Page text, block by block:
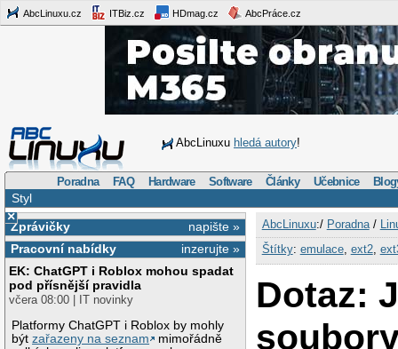
AbcLinuxu.cz ITBiz.cz HDmag.cz AbcPráce.cz
AbcLinuxu hledá autory!
Poradna FAQ Hardware Software Články Učebnice
Styl
×
napište »
Zprávičky
inzerujte »
Pracovní nabídky
EK: ChatGPT i Roblox mohou spadat
pod přísnější pravidla
včera 08:00 | IT novinky
Platformy ChatGPT i Roblox by mohly
býtzařazeny na seznam
mimořádně
AbcLinuxu:/ Poradna/
Štítky: emulace, ext2,
Dotaz: